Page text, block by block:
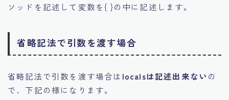
ソッドを記述して変数を{ }の中に記述します。
省略記法で引数を渡す場合
省略記法で引数を渡す場合は localsは記述出来ないの
で、下記の様になります。